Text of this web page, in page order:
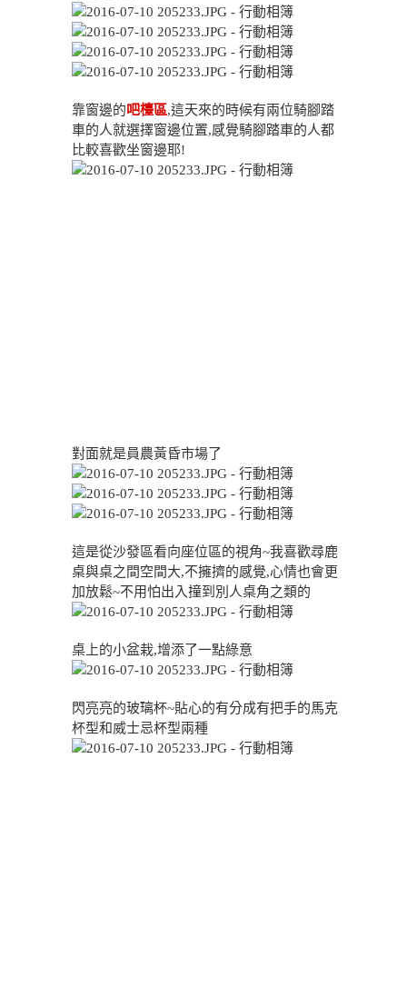
靠窗邊的吧檯區,這天來的時候有兩位騎腳踏
車的人就選擇窗邊位置,感覺騎腳踏車的人都
比較喜歡坐窗邊耶!
對面就是員農黃昏市場了
這是從沙發區看向座位區的視角~我喜歡尋鹿
桌與桌之間空間大,不擁擠的感覺,心情也會更
加放鬆~不用怕出入撞到別人桌角之類的
桌上的小盆栽,增添了一點綠意
閃亮亮的玻璃杯~貼心的有分成有把手的馬克
杯型和威士忌杯型兩種